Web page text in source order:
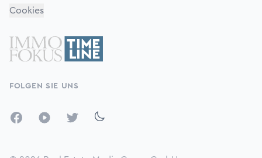
Cookies
FOLGEN SIE UNS
FacebookYouTubeTwitter